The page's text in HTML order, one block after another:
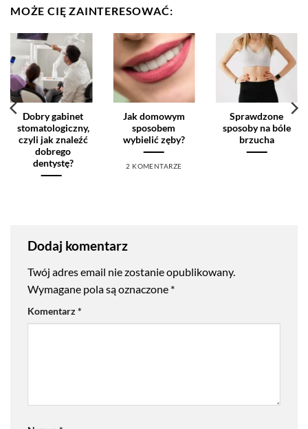
MOŻE CIĘ ZAINTERESOWAĆ:
Dobry gabinet
stomatologiczny,
czyli jak znaleźć
dobrego
dentystę?
Jak domowym
sposobem
wybielić zęby?
2 KOMENTARZE
Sprawdzone
sposoby na bóle
brzucha
Dodaj komentarz
Twój adres email nie zostanie opublikowany.
Wymagane pola są oznaczone *
Komentarz*